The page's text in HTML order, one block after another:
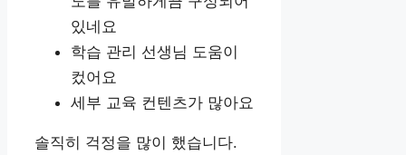
있네요
학습 관리 선생님 도움이
컸어요
세부 교육 컨텐츠가 많아요
솔직히 걱정을 많이 했습니다.